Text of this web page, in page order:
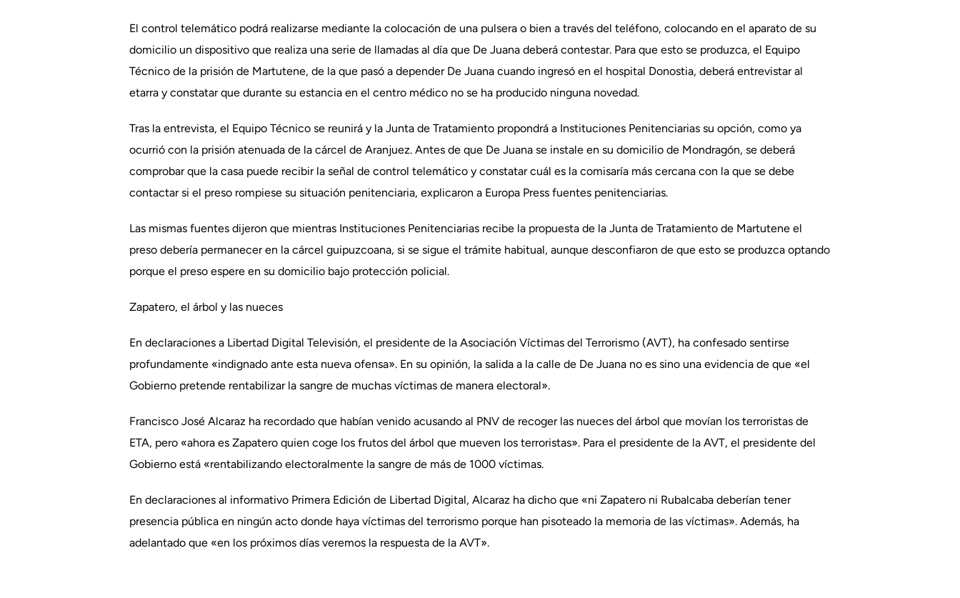
El control telemático podrá realizarse mediante la colocación de una pulsera o bien a través del teléfono, colocando en el aparato de su
domicilio un dispositivo que realiza una serie de llamadas al día que De Juana deberá contestar. Para que esto se produzca, el Equipo
Técnico de la prisión de Martutene, de la que pasó a depender De Juana cuando ingresó en el hospital Donostia, deberá entrevistar al
etarra y constatar que durante su estancia en el centro médico no se ha producido ninguna novedad.
Tras la entrevista, el Equipo Técnico se reunirá y la Junta de Tratamiento propondrá a Instituciones Penitenciarias su opción, como ya
ocurrió con la prisión atenuada de la cárcel de Aranjuez. Antes de que De Juana se instale en su domicilio de Mondragón, se deberá
comprobar que la casa puede recibir la señal de control telemático y constatar cuál es la comisaría más cercana con la que se debe
contactar si el preso rompiese su situación penitenciaria, explicaron a Europa Press fuentes penitenciarias.
Las mismas fuentes dijeron que mientras Instituciones Penitenciarias recibe la propuesta de la Junta de Tratamiento de Martutene el
preso debería permanecer en la cárcel guipuzcoana, si se sigue el trámite habitual, aunque desconfiaron de que esto se produzca optando
porque el preso espere en su domicilio bajo protección policial.
Zapatero, el árbol y las nueces
En declaraciones a Libertad Digital Televisión, el presidente de la Asociación Víctimas del Terrorismo (AVT), ha confesado sentirse
profundamente «indignado ante esta nueva ofensa». En su opinión, la salida a la calle de De Juana no es sino una evidencia de que «el
Gobierno pretende rentabilizar la sangre de muchas víctimas de manera electoral».
Francisco José Alcaraz ha recordado que habían venido acusando al PNV de recoger las nueces del árbol que movían los terroristas de
ETA, pero «ahora es Zapatero quien coge los frutos del árbol que mueven los terroristas». Para el presidente de la AVT, el presidente del
Gobierno está «rentabilizando electoralmente la sangre de más de 1000 víctimas.
En declaraciones al informativo Primera Edición de Libertad Digital, Alcaraz ha dicho que «ni Zapatero ni Rubalcaba deberían tener
presencia pública en ningún acto donde haya víctimas del terrorismo porque han pisoteado la memoria de las víctimas». Además, ha
adelantado que «en los próximos días veremos la respuesta de la AVT».